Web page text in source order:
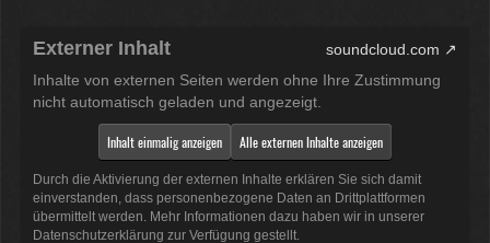
Externer Inhalt
soundcloud.com
Inhalte von externen Seiten werden ohne Ihre Zustimmung
nicht automatisch geladen und angezeigt.
Inhalt einmalig anzeigen Alle externen Inhalte anzeigen
Durch die Aktivierung der externen Inhalte erklären Sie sich damit
einverstanden, dass personenbezogene Daten an Drittplattformen
übermittelt werden. Mehr Informationen dazu haben wir in unserer
Datenschutzerklärung zur Verfügung gestellt.